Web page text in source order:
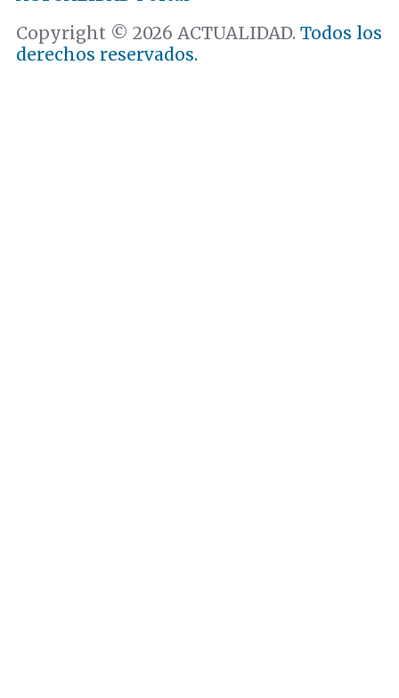
Copyright © 2026 ACTUALIDAD. Todos los
derechos reservados.